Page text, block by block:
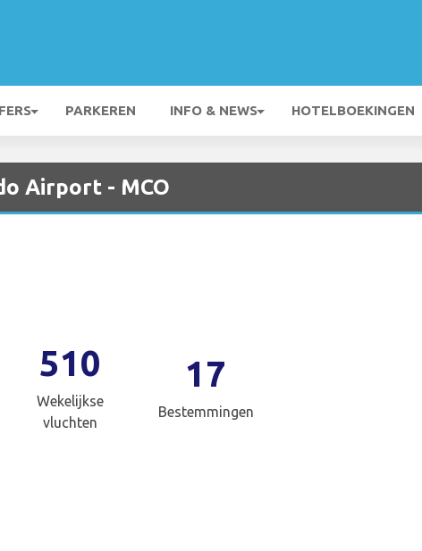
PARKEREN INFO & NEWS HOTELBOEKINGEN
Airport - MCO
510
Wekelijkse
vluchten
17
Bestemmingen